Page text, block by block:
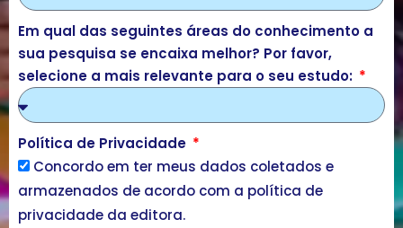
Em qual das seguintes áreas do conhecimento a
sua pesquisa se encaixa melhor? Por favor,
selecione a mais relevante para o seu estudo:
Política de Privacidade
Concordo em ter meus dados coletados e
armazenados de acordo com a política de
privacidade da editora.